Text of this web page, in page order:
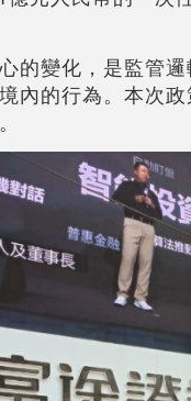
的變化，是監管
內的行為。本次